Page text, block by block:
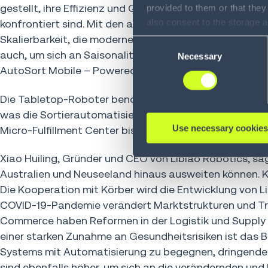
provided to them or that
also consent to the storage
information, including the
see Privacy Policy
Consent
Selection
Necessary
Use necessary
gestellt, ihre Effizienz und Qualität zu verbessern,
konfrontiert sind. Mit den autonomen mobilen
Skalierbarkeit, die moderne Unternehmen benötigen,
auch, um sich an Saisonalität oder andere
AutoSort Mobile – Powered by Libiao“ angeboten.
Die Tabletop-Roboter benötigen nur eine kleine
was die Sortierautomatisierung zugänglicher und
Micro-Fulfillment Center bis zum großen Sortierdepot.
Xiao Huiling, Gründer und CEO von Libiao Robotics,
Australien und Neuseeland hinaus ausweiten
Die Kooperation mit Körber wird die Entwicklung
COVID-19-Pandemie verändert Marktstrukturen und
Commerce haben Reformen in der Logistik und
einer starken Zunahme an Gesundheitsrisiken ist
Systems mit Automatisierung zu begegnen,